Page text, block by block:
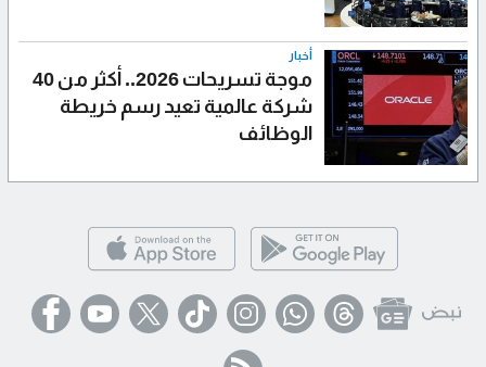
أخبار
موجة تسريحات 2026.. أكثر من 40
شركة عالمية تعيد رسم خريطة
الوظائف